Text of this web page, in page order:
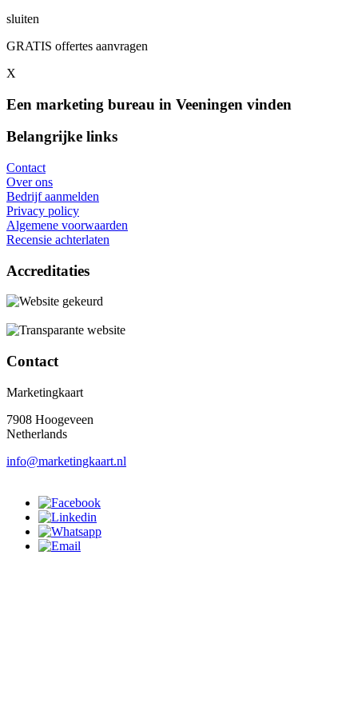
sluiten
GRATIS offertes aanvragen
X
Een marketing bureau in Veeningen vinden
Belangrijke links
Contact
Over ons
Bedrijf aanmelden
Privacy policy
Algemene voorwaarden
Recensie achterlaten
Accreditaties
Contact
Marketingkaart
7908 Hoogeveen
Netherlands
info@marketingkaart.nl